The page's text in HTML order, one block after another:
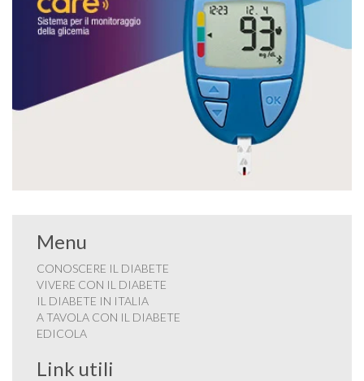
Menu
CONOSCERE IL DIABETE
VIVERE CON IL DIABETE
IL DIABETE IN ITALIA
A TAVOLA CON IL DIABETE
EDICOLA
Link utili